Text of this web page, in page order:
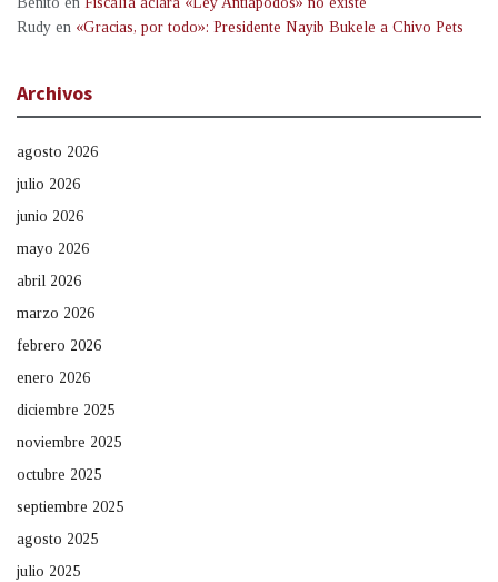
Rudy en «Gracias, por todo»: Presidente Nayib Bukele a Chivo Pets
Archivos
agosto 2026
julio 2026
junio 2026
mayo 2026
abril 2026
marzo 2026
febrero 2026
enero 2026
diciembre 2025
noviembre 2025
octubre 2025
septiembre 2025
agosto 2025
julio 2025